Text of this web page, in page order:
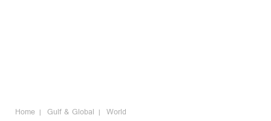
Home Gulf & Global World